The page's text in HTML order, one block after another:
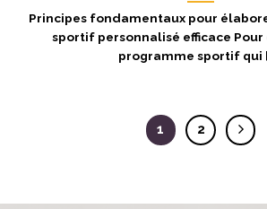
Principes fondamentaux pour
sportif personnalisé efficace
programme sportif qui
1 2